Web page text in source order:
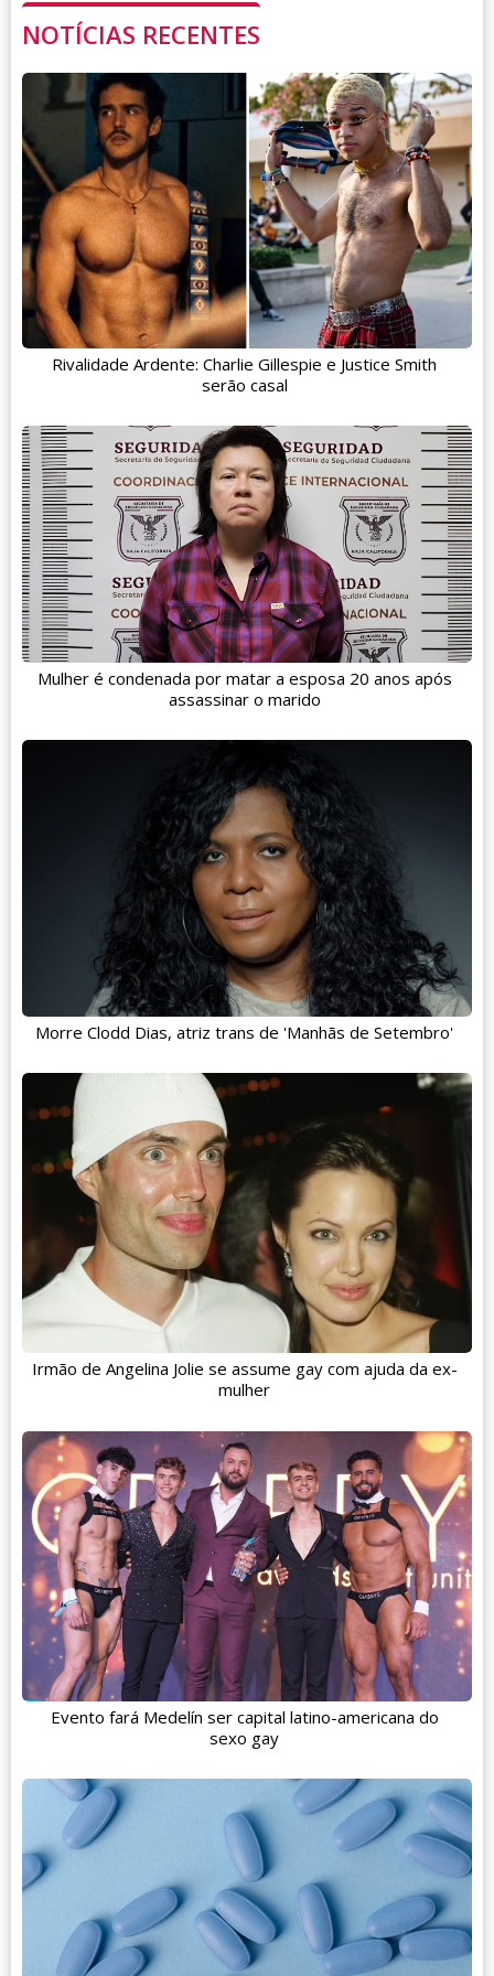
NOTÍCIAS RECENTES
Rivalidade Ardente: Charlie Gillespie e Justice Smith
serão casal
Mulher é condenada por matar a esposa 20 anos após
assassinar o marido
Morre Clodd Dias, atriz trans de 'Manhãs de Setembro'
Irmão de Angelina Jolie se assume gay com ajuda da ex-
mulher
Evento fará Medelín ser capital latino-americana do
sexo gay